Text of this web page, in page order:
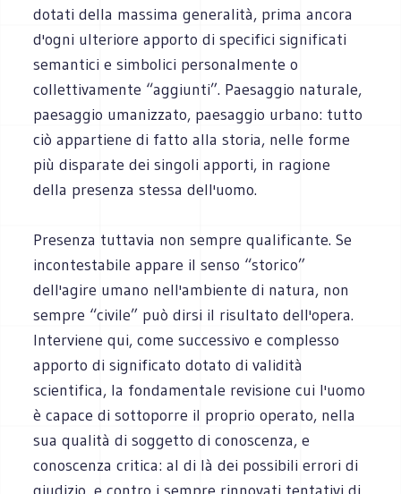
dotati della massima generalità, prima ancora
d'ogni ulteriore apporto di specifici significati
semantici e simbolici personalmente o
collettivamente “aggiunti”. Paesaggio naturale,
paesaggio umanizzato, paesaggio urbano: tutto
ciò appartiene di fatto alla storia, nelle forme
più disparate dei singoli apporti, in ragione
della presenza stessa dell'uomo.
Presenza tuttavia non sempre qualificante. Se
incontestabile appare il senso “storico”
dell'agire umano nell'ambiente di natura, non
sempre “civile” può dirsi il risultato dell'opera.
Interviene qui, come successivo e complesso
apporto di significato dotato di validità
scientifica, la fondamentale revisione cui l'uomo
è capace di sottoporre il proprio operato, nella
sua qualità di soggetto di conoscenza, e
conoscenza critica: al di là dei possibili errori di